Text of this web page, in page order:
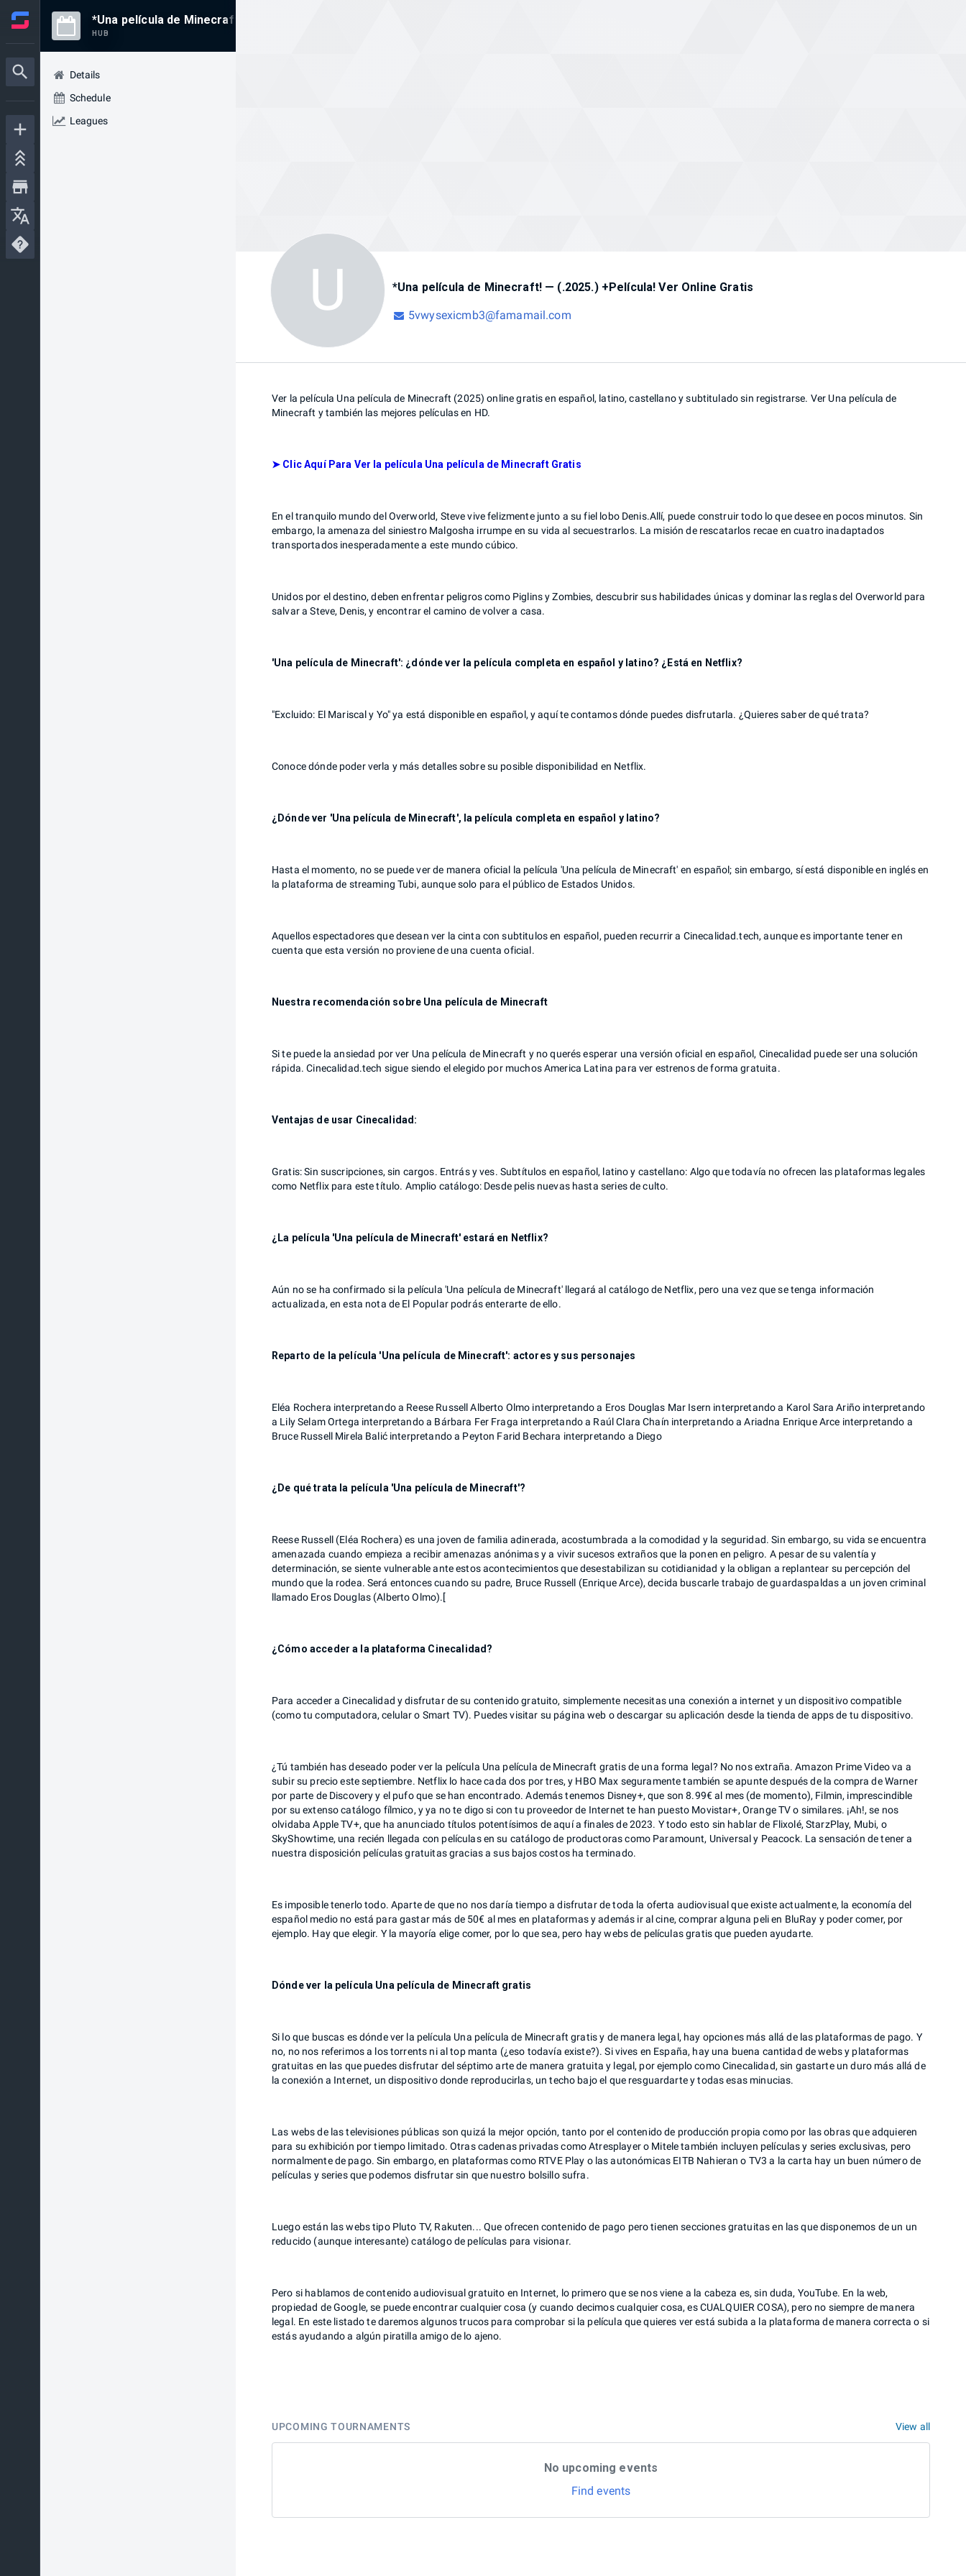
*Una película de Minecraft! — (.2025.) +Película! Ver Online Gratis
HUB
Details
Schedule
Leagues
U *Una película de Minecraft! — (.2025.) +Película! Ver Online Gratis
5vwysexicmb3@famamail.com
Ver la película Una película de Minecraft (2025) online gratis en español, latino, castellano y subtitulado sin registrarse. Ver Una película de
Minecraft y también las mejores películas en HD.
➤ Clic Aquí Para Ver la película Una película de Minecraft Gratis
En el tranquilo mundo del Overworld, Steve vive felizmente junto a su fiel lobo Denis.Allí, puede construir todo lo que desee en pocos minutos. Sin
embargo, la amenaza del siniestro Malgosha irrumpe en su vida al secuestrarlos. La misión de rescatarlos recae en cuatro inadaptados
transportados inesperadamente a este mundo cúbico.
Unidos por el destino, deben enfrentar peligros como Piglins y Zombies, descubrir sus habilidades únicas y dominar las reglas del Overworld para
salvar a Steve, Denis, y encontrar el camino de volver a casa.
'Una película de Minecraft': ¿dónde ver la película completa en español y latino? ¿Está en Netflix?
"Excluido: El Mariscal y Yo" ya está disponible en español, y aquí te contamos dónde puedes disfrutarla. ¿Quieres saber de qué trata?
Conoce dónde poder verla y más detalles sobre su posible disponibilidad en Netflix.
¿Dónde ver 'Una película de Minecraft', la película completa en español y latino?
Hasta el momento, no se puede ver de manera oficial la película 'Una película de Minecraft' en español; sin embargo, sí está disponible en inglés en
la plataforma de streaming Tubi, aunque solo para el público de Estados Unidos.
Aquellos espectadores que desean ver la cinta con subtitulos en español, pueden recurrir a Cinecalidad.tech, aunque es importante tener en
cuenta que esta versión no proviene de una cuenta oficial.
Nuestra recomendación sobre Una película de Minecraft
Si te puede la ansiedad por ver Una película de Minecraft y no querés esperar una versión oficial en español, Cinecalidad puede ser una solución
rápida. Cinecalidad.tech sigue siendo el elegido por muchos America Latina para ver estrenos de forma gratuita.
Ventajas de usar Cinecalidad:
Gratis: Sin suscripciones, sin cargos. Entrás y ves. Subtítulos en español, latino y castellano: Algo que todavía no ofrecen las plataformas legales
como Netflix para este título. Amplio catálogo: Desde pelis nuevas hasta series de culto.
¿La película 'Una película de Minecraft' estará en Netflix?
Aún no se ha confirmado si la película 'Una película de Minecraft' llegará al catálogo de Netflix, pero una vez que se tenga información
actualizada, en esta nota de El Popular podrás enterarte de ello.
Reparto de la película 'Una película de Minecraft': actores y sus personajes
Eléa Rochera interpretando a Reese Russell Alberto Olmo interpretando a Eros Douglas Mar Isern interpretando a Karol Sara Ariño interpretando
a Lily Selam Ortega interpretando a Bárbara Fer Fraga interpretando a Raúl Clara Chaín interpretando a Ariadna Enrique Arce interpretando a
Bruce Russell Mirela Balić interpretando a Peyton Farid Bechara interpretando a Diego
¿De qué trata la película 'Una película de Minecraft'?
Reese Russell (Eléa Rochera) es una joven de familia adinerada, acostumbrada a la comodidad y la seguridad. Sin embargo, su vida se encuentra
amenazada cuando empieza a recibir amenazas anónimas y a vivir sucesos extraños que la ponen en peligro. A pesar de su valentía y
determinación, se siente vulnerable ante estos acontecimientos que desestabilizan su cotidianidad y la obligan a replantear su percepción del
mundo que la rodea. Será entonces cuando su padre, Bruce Russell (Enrique Arce), decida buscarle trabajo de guardaspaldas a un joven criminal
llamado Eros Douglas (Alberto Olmo).[
¿Cómo acceder a la plataforma Cinecalidad?
Para acceder a Cinecalidad y disfrutar de su contenido gratuito, simplemente necesitas una conexión a internet y un dispositivo compatible
(como tu computadora, celular o Smart TV). Puedes visitar su página web o descargar su aplicación desde la tienda de apps de tu dispositivo.
¿Tú también has deseado poder ver la película Una película de Minecraft gratis de una forma legal? No nos extraña. Amazon Prime Video va a
subir su precio este septiembre. Netflix lo hace cada dos por tres, y HBO Max seguramente también se apunte después de la compra de Warner
por parte de Discovery y el pufo que se han encontrado. Además tenemos Disney+, que son 8.99€ al mes (de momento), Filmin, imprescindible
por su extenso catálogo fílmico, y ya no te digo si con tu proveedor de Internet te han puesto Movistar+, Orange TV o similares. ¡Ah!, se nos
olvidaba Apple TV+, que ha anunciado títulos potentísimos de aquí a finales de 2023. Y todo esto sin hablar de Flixolé, StarzPlay, Mubi, o
SkyShowtime, una recién llegada con películas en su catálogo de productoras como Paramount, Universal y Peacock. La sensación de tener a
nuestra disposición películas gratuitas gracias a sus bajos costos ha terminado.
Es imposible tenerlo todo. Aparte de que no nos daría tiempo a disfrutar de toda la oferta audiovisual que existe actualmente, la economía del
español medio no está para gastar más de 50€ al mes en plataformas y además ir al cine, comprar alguna peli en BluRay y poder comer, por
ejemplo. Hay que elegir. Y la mayoría elige comer, por lo que sea, pero hay webs de películas gratis que pueden ayudarte.
Dónde ver la película Una película de Minecraft gratis
Si lo que buscas es dónde ver la película Una película de Minecraft gratis y de manera legal, hay opciones más allá de las plataformas de pago. Y
no, no nos referimos a los torrents ni al top manta (¿eso todavía existe?). Si vives en España, hay una buena cantidad de webs y plataformas
gratuitas en las que puedes disfrutar del séptimo arte de manera gratuita y legal, por ejemplo como Cinecalidad, sin gastarte un duro más allá de
la conexión a Internet, un dispositivo donde reproducirlas, un techo bajo el que resguardarte y todas esas minucias.
Las webs de las televisiones públicas son quizá la mejor opción, tanto por el contenido de producción propia como por las obras que adquieren
para su exhibición por tiempo limitado. Otras cadenas privadas como Atresplayer o Mitele también incluyen películas y series exclusivas, pero
normalmente de pago. Sin embargo, en plataformas como RTVE Play o las autonómicas EITB Nahieran o TV3 a la carta hay un buen número de
películas y series que podemos disfrutar sin que nuestro bolsillo sufra.
Luego están las webs tipo Pluto TV, Rakuten... Que ofrecen contenido de pago pero tienen secciones gratuitas en las que disponemos de un un
reducido (aunque interesante) catálogo de películas para visionar.
Pero si hablamos de contenido audiovisual gratuito en Internet, lo primero que se nos viene a la cabeza es, sin duda, YouTube. En la web,
propiedad de Google, se puede encontrar cualquier cosa (y cuando decimos cualquier cosa, es CUALQUIER COSA), pero no siempre de manera
legal. En este listado te daremos algunos trucos para comprobar si la película que quieres ver está subida a la plataforma de manera correcta o si
estás ayudando a algún piratilla amigo de lo ajeno.
UPCOMING TOURNAMENTS View all
No upcoming events
Find events